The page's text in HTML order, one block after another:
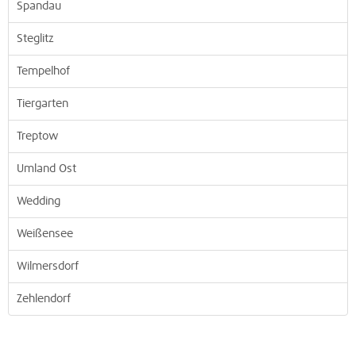
Spandau
Steglitz
Tempelhof
Tiergarten
Treptow
Umland Ost
Wedding
Weißensee
Wilmersdorf
Zehlendorf